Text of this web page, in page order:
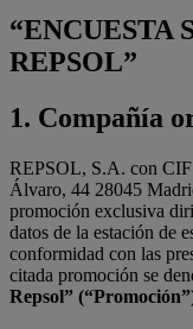
“ENCUESTA
REPSOL”
1. Compañía
REPSOL, S.A. con
Álvaro, 44 28045
promoción exclusiva
datos de la estación de
conformidad con las
citada promoción se
Repsol”